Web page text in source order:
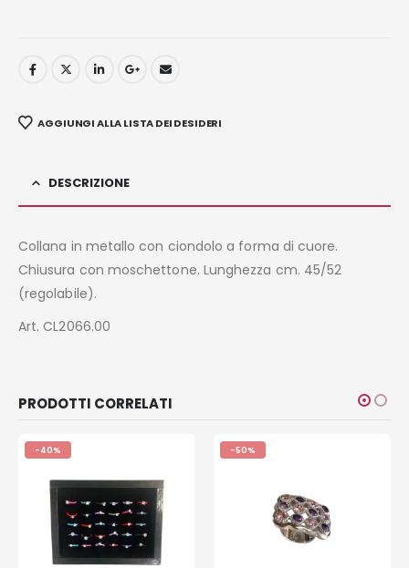
AGGIUNGI ALLA LISTA DEI DESIDERI
DESCRIZIONE
Collana in metallo con ciondolo a forma di cuore.
Chiusura con moschettone. Lunghezza cm. 45/52
(regolabile).
Art. CL2066.00
PRODOTTI CORRELATI
-40% -50%